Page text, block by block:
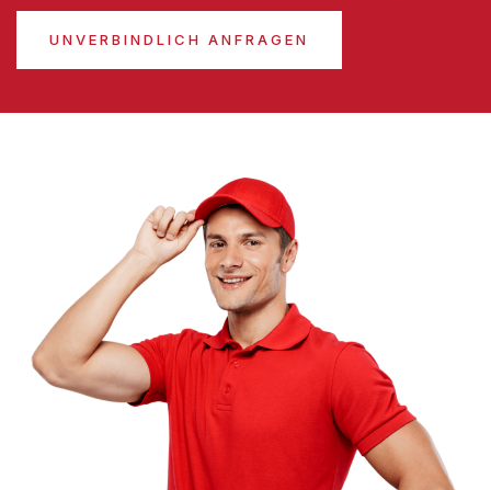
UNVERBINDLICH ANFRAGEN